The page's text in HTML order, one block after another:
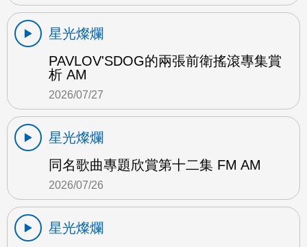
星光燦爛
PAVLOV'SDOG的兩張前衛搖滾專集賞
析 AM
2026/07/27
星光燦爛
同名歌曲專題欣賞第十二集 FM AM
2026/07/26
星光燦爛